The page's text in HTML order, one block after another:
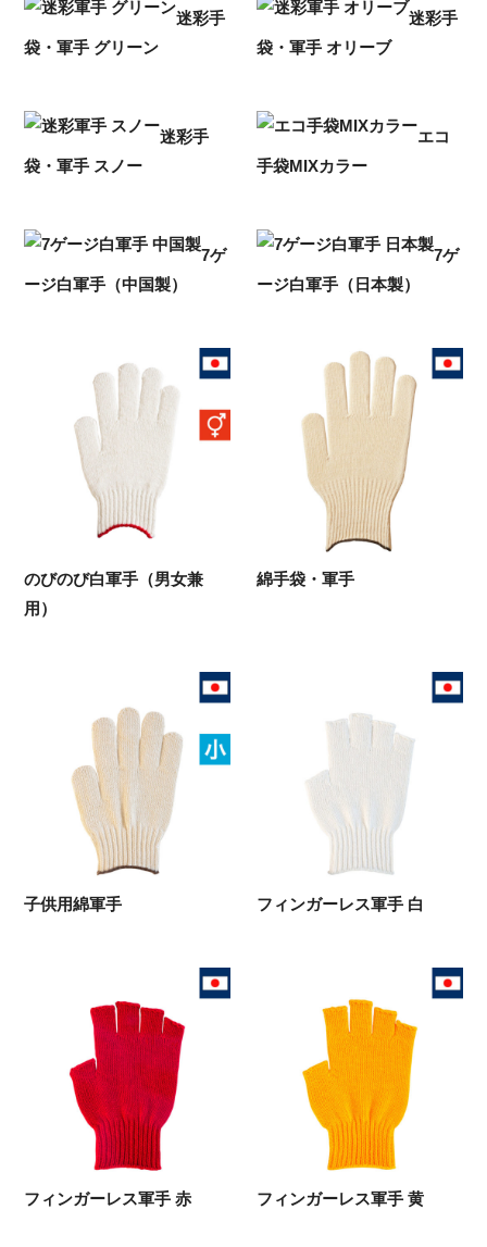
迷彩手
袋・軍手 グリーン
迷彩手
袋・軍手 オリーブ
迷彩手
袋・軍手 スノー
エコ
手袋MIXカラー
7ゲ
ージ白軍手（中国製）
7ゲ
ージ白軍手（日本製）
のびのび白軍手（男女兼
用）
綿手袋・軍手
子供用綿軍手 フィンガーレス軍手 白
フィンガーレス軍手 赤 フィンガーレス軍手 黄